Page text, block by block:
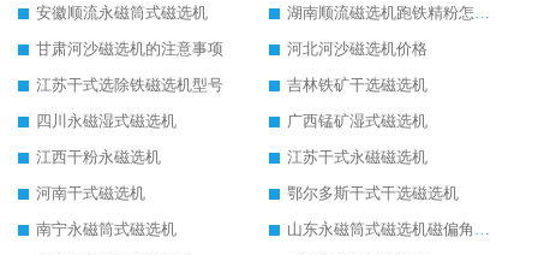
安徽顺流永磁筒式磁选机
湖南顺流磁选机跑铁精粉怎么处理
甘肃河沙磁选机的注意事项
河北河沙磁选机价格
江苏干式选除铁磁选机型号
吉林铁矿干选磁选机
四川永磁湿式磁选机
广西锰矿湿式磁选机
江西干粉永磁选机
江苏干式永磁磁选机
河南干式磁选机
鄂尔多斯干式干选磁选机
南宁永磁筒式磁选机
山东永磁筒式磁选机磁偏角怎么调整